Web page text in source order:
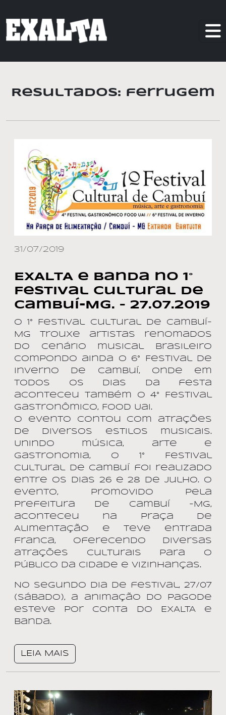
Resultados: ferrugem
31/07/2019
EXALTA e banda no 1°
Festival Cultural de
Cambuí-MG. – 27.07.2019
O 1° Festival Cultural de Cambuí-
MG trouxe artistas renomados
do cenário musical brasileiro
compondo ainda o 6° Festival de
Inverno de Cambuí, onde em
todos os dias da festa
aconteceu também o 4° Festival
Gastronômico, Food Uai.
O evento contou com atrações
de diversos estilos musicais.
Unindo música, arte e
gastronomia, o 1° Festival
Cultural de Cambuí foi realizado
entre os dias 26 e 28 de julho. O
evento, promovido pela
Prefeitura de Cambuí -MG,
aconteceu na Praça de
Alimentação e teve entrada
franca, oferecendo diversas
atrações culturais para o
público da cidade e vizinhanças.
No segundo dia de festival, 27/07
(sábado), a animação do pagode
esteve por conta do EXALTA e
banda.
LEIA MAIS